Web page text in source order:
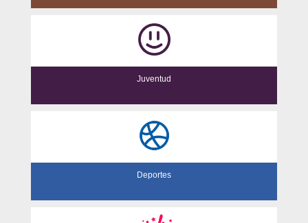
Juventud
Deportes